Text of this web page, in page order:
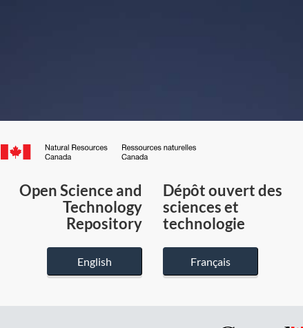
Canada.ca
du
Canada
Open Science and
Technology
Repository
English
Dépôt ouvert des
sciences et
technologie
Français